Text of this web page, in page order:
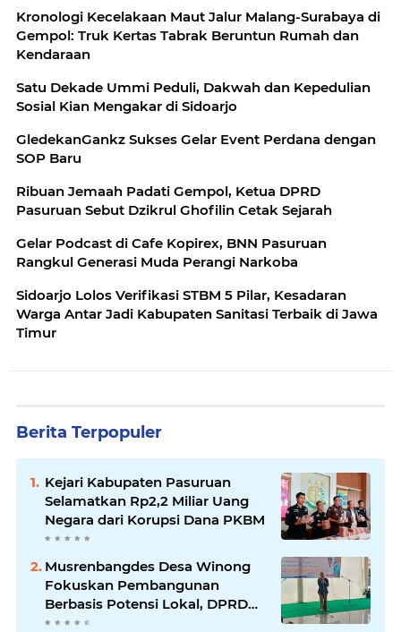
Kronologi Kecelakaan Maut Jalur Malang-Surabaya di
Gempol: Truk Kertas Tabrak Beruntun Rumah dan
Kendaraan
Satu Dekade Ummi Peduli, Dakwah dan Kepedulian
Sosial Kian Mengakar di Sidoarjo
GledekanGankz Sukses Gelar Event Perdana dengan
SOP Baru
Ribuan Jemaah Padati Gempol, Ketua DPRD
Pasuruan Sebut Dzikrul Ghofilin Cetak Sejarah
Gelar Podcast di Cafe Kopirex, BNN Pasuruan
Rangkul Generasi Muda Perangi Narkoba
Sidoarjo Lolos Verifikasi STBM 5 Pilar, Kesadaran
Warga Antar Jadi Kabupaten Sanitasi Terbaik di Jawa
Timur
Berita Terpopuler
Kejari Kabupaten Pasuruan
Selamatkan Rp2,2 Miliar Uang
Negara dari Korupsi Dana PKBM
Musrenbangdes Desa Winong
Fokuskan Pembangunan
Berbasis Potensi Lokal, DPRD
Optimistis Meski Dihantam